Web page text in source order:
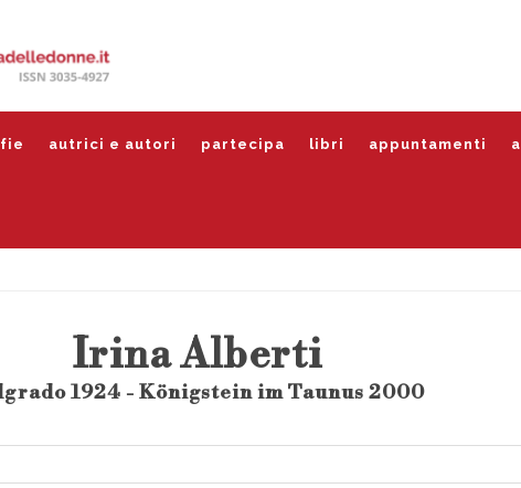
autrici e autori partecipa libri appuntamenti
Irina Alberti
1924 - Königstein im Taunus 2000